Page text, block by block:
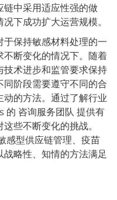
链中采用适应性强的做
下成功扩大运营规模。
保持敏感材料处理的一
断变化的情况下。随着
术进步和监管要求保持
阶段需要遵守不同的合
的方法。通过了解行业
的 咨询服务团队 提供有
些不断变化的挑战。
型供应链管理、疫苗
略性、知情的方法满足